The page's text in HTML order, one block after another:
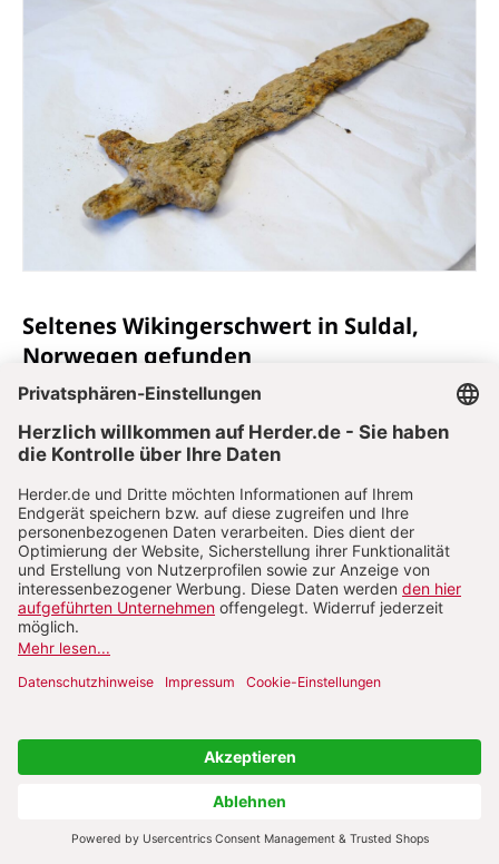
Seltenes Wikingerschwert in Suldal,
Norwegen gefunden
Vorbereiten seines Feldes über ein seltenes
Øyvind Tveitane Lovr gefunden, der den Gegenstand
zunächst für ein verrostetes landwirtschaftliches
Gerät hielt und ihn beinahe wegwarf. Bei näherer
Untersuchung stellte er fest, dass es sich tatsächlich
um den Griff eines Schwertes handelte, und meldete
den Fund den örtlichen Behörden des Provinzialrats
Rogaland.